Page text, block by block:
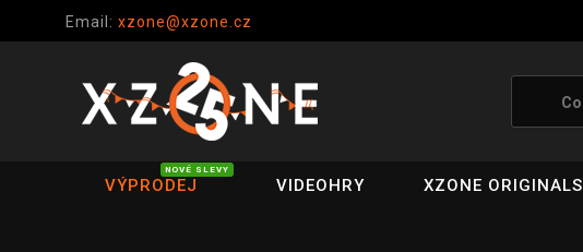
Email: xzone@xzone.cz
VÝPRODEJ
NOVÉ SLEVY
VIDEOHRY XZONE ORIGINALS